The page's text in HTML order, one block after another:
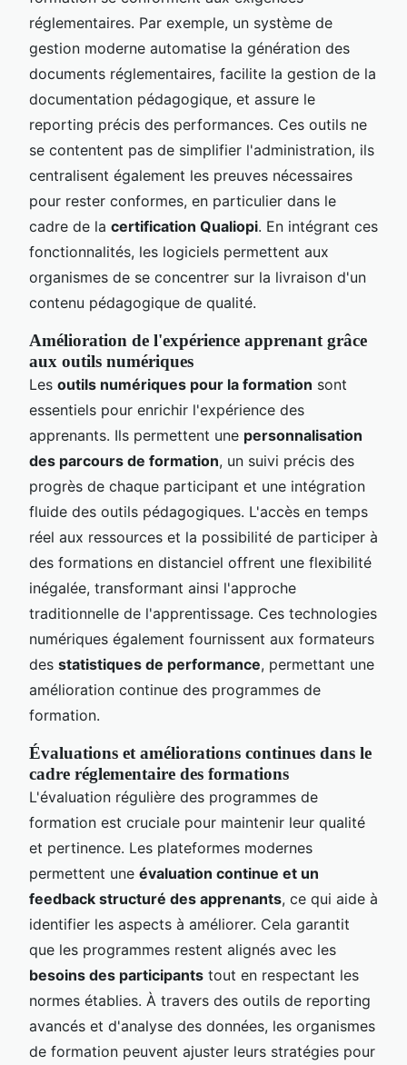
réglementaires. Par exemple, un système de
gestion moderne automatise la génération des
documents réglementaires, facilite la gestion de la
documentation pédagogique, et assure le
reporting précis des performances. Ces outils ne
se contentent pas de simplifier l'administration, ils
centralisent également les preuves nécessaires
pour rester conformes, en particulier dans le
cadre de la certification Qualiopi. En intégrant ces
fonctionnalités, les logiciels permettent aux
organismes de se concentrer sur la livraison d'un
contenu pédagogique de qualité.
Amélioration de l'expérience apprenant grâce
aux outils numériques
Les outils numériques pour la formation sont
essentiels pour enrichir l'expérience des
apprenants. Ils permettent une personnalisation
des parcours de formation, un suivi précis des
progrès de chaque participant et une intégration
fluide des outils pédagogiques. L'accès en temps
réel aux ressources et la possibilité de participer à
des formations en distanciel offrent une flexibilité
inégalée, transformant ainsi l'approche
traditionnelle de l'apprentissage. Ces technologies
numériques également fournissent aux formateurs
des statistiques de performance, permettant une
amélioration continue des programmes de
formation.
Évaluations et améliorations continues dans le
cadre réglementaire des formations
L'évaluation régulière des programmes de
formation est cruciale pour maintenir leur qualité
et pertinence. Les plateformes modernes
permettent une évaluation continue et un
feedback structuré des apprenants, ce qui aide à
identifier les aspects à améliorer. Cela garantit
que les programmes restent alignés avec les
besoins des participants tout en respectant les
normes établies. À travers des outils de reporting
avancés et d'analyse des données, les organismes
de formation peuvent ajuster leurs stratégies pour